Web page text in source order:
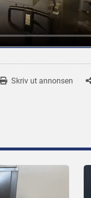
Skriv ut annonsen